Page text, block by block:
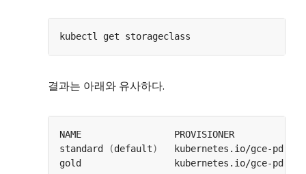
결과는 아래와 유사하다.
standard (default)